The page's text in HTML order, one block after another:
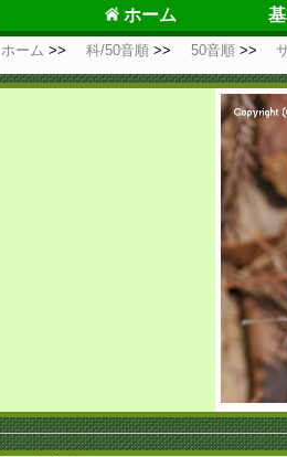
ホーム
春
夏
秋
冬
四
仮
自
更
ホーム 科/50音順 50音順